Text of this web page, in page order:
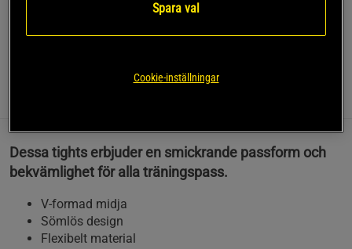
Seamless V-Shape Tights från ICANIWILL.
Dessa tights erbjuder en smickrande passform och
bekvämlighet för alla träningspass.
V-formad midja
Sömlös design
Flexibelt material
Spara val
Cookie-inställningar